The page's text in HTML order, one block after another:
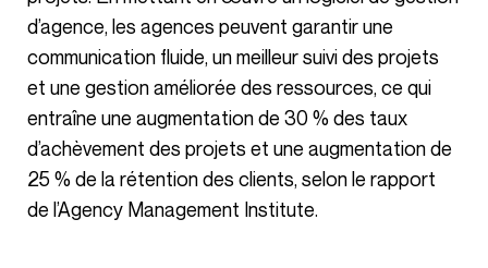
d’agence, les agences peuvent garantir une
communication fluide, un meilleur suivi des projets
et une gestion améliorée des ressources, ce qui
entraîne une augmentation de 30 % des taux
d’achèvement des projets et une augmentation de
25 % de la rétention des clients, selon le rapport
de l’Agency Management Institute.